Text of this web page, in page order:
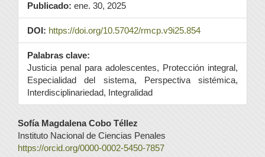
Publicado: ene. 30, 2025
DOI: https://doi.org/10.57042/rmcp.v9i25.854
Palabras clave:
Justicia penal para adolescentes, Protección integral,
Especialidad del sistema, Perspectiva sistémica,
Interdisciplinariedad, Integralidad
Contenido
principal
Sofía Magdalena Cobo Téllez
Instituto Nacional de Ciencias Penales
https://orcid.org/0000-0002-5450-7857